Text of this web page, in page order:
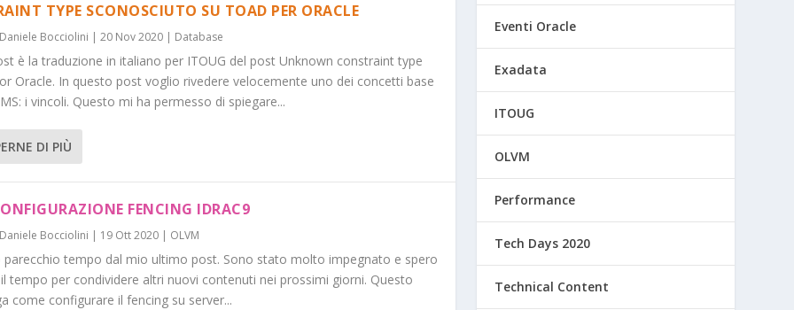
TYPE SCONOSCIUTO SU TOAD PER ORACLE
Daniele Bocciolini |20 Nov 2020 | Database
è la traduzione in italiano per ITOUG del post Unknown constraint type
Oracle. In questo post voglio rivedere velocemente uno dei concetti base
i vincoli. Questo mi ha permesso di spiegare...
DI PIÙ
FENCING IDRAC9
Daniele Bocciolini | 19 Ott 2020 | OLVM
parecchio tempo dal mio ultimo post. Sono stato molto impegnato e spero
tempo per condividere altri nuovi contenuti nei prossimi giorni. Questo
come configurare il fencing su server...
Eventi Oracle
Exadata
ITOUG
OLVM
Performance
Tech Days 2020
Technical Content